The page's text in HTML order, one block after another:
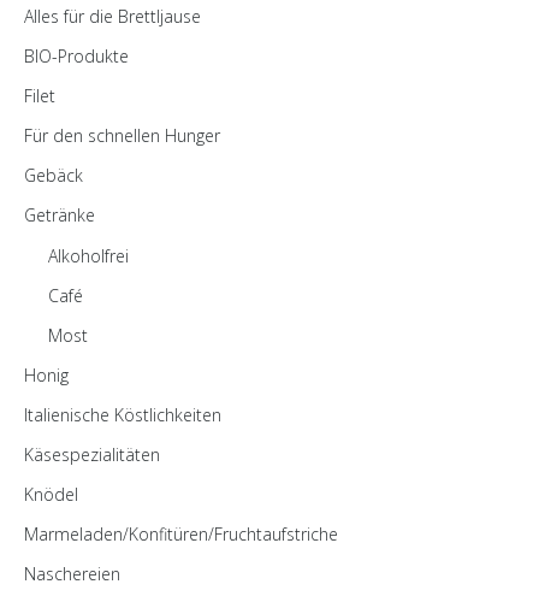
Alles für die Brettljause
BIO-Produkte
Filet
Für den schnellen Hunger
Gebäck
Getränke
Alkoholfrei
Café
Most
Honig
Italienische Köstlichkeiten
Käsespezialitäten
Knödel
Marmeladen/Konfitüren/Fruchtaufstriche
Naschereien